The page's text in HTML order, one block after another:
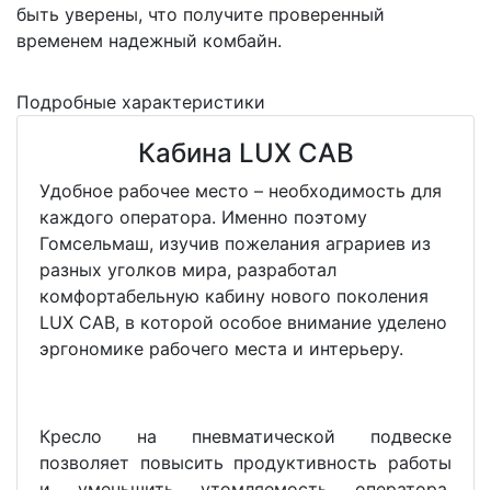
быть уверены, что получите проверенный
временем надежный комбайн.
Подробные характеристики
Кабина LUX CAB
Удобное рабочее место – необходимость для
каждого оператора. Именно поэтому
Гомсельмаш, изучив пожелания аграриев из
разных уголков мира, разработал
комфортабельную кабину нового поколения
LUX CAB, в которой особое внимание уделено
эргономике рабочего места и интерьеру.
Кресло на пневматической подвеске
позволяет повысить продуктивность работы